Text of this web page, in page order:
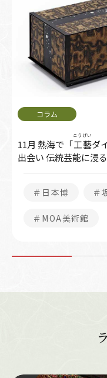
11月 熱海で「工藝
こうげい
ダ
出会い 伝統芸能に浸る
＃日本博 ＃
＃MOA美術館